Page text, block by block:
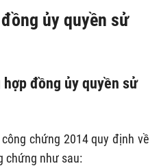
ủy quyền sử
đồng ủy quyền sử
chứng 2014 quy định về
chứng như sau: